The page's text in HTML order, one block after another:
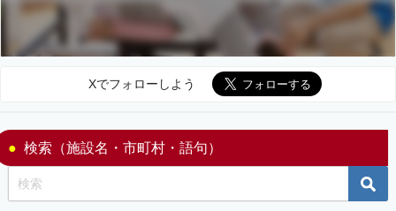
Xでフォローしよう
検索（施設名・市町村・語句）